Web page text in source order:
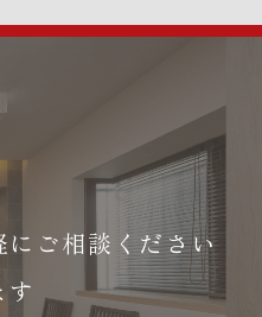
にご相談ください